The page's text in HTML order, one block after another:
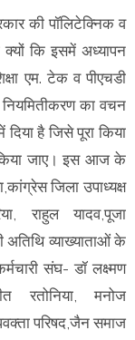
की पॉलिटेक्निक व
क्यों कि इसमें अध्यापन
एम. टेक व पीएचडी
का वचन
है जिसे पूरा किया
किया जाए। इस आज के
जिला उपाध्यक्ष
राहुल यादव,पूजा
अतिथि व्याख्याताओं के
संघ- डॉ लक्ष्मण
रतोनिया, मनोज
परिषद,जैन समाज